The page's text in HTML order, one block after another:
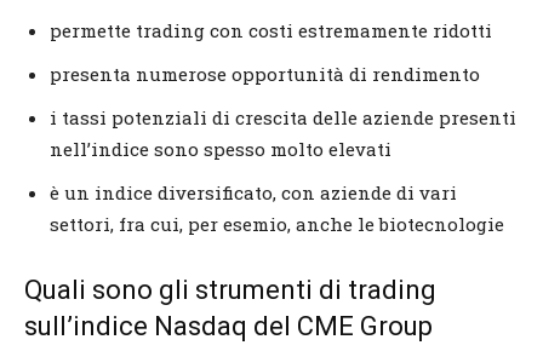
permette trading con costi estremamente ridotti
presenta numerose opportunità di rendimento
i tassi potenziali di crescita delle aziende presenti
nell’indice sono spesso molto elevati
è un indice diversificato, con aziende di vari
settori, fra cui, per esemio, anche le biotecnologie
Quali sono gli strumenti di trading
sull’indice Nasdaq del CME Group